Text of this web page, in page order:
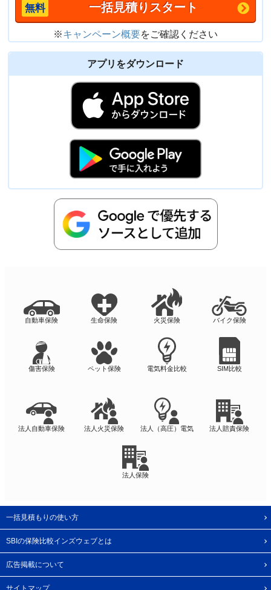
一括見積りスタート
※キャンペーン概要をご確認ください
アプリをダウンロード
自動車保険 生命保険 火災保険 バイク保険
傷害保険 ペット保険 電気料金比較 SIM比較
法人自動車保険 法人火災保険 法人（高圧）電気 法人賠責保険
法人保険
一括見積もりの使い方
SBIの保険比較インズウェブとは
広告掲載について
サイトマップ